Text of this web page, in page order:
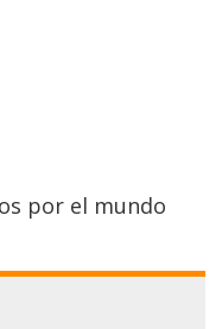
por el mundo